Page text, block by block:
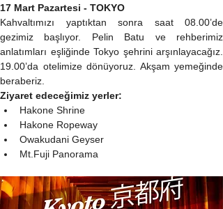
17 Mart Pazartesi - TOKYO
Kahvaltımızı yaptıktan sonra saat 08.00’de
gezimiz başlıyor. Pelin Batu ve rehberimiz
anlatımları eşliğinde Tokyo şehrini arşınlayacağız.
19.00’da otelimize dönüyoruz. Akşam yemeğinde
beraberiz.
Ziyaret edeceğimiz yerler:
Hakone Shrine
Hakone Ropeway
Owakudani Geyser
Mt.Fuji Panorama